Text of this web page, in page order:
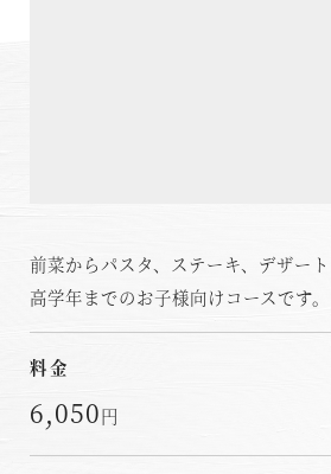
総合サイトに戻る 施設一覧
前菜からパスタ、ステーキ、デザー
高学年までのお子様向けコースです。
料金
6,050円